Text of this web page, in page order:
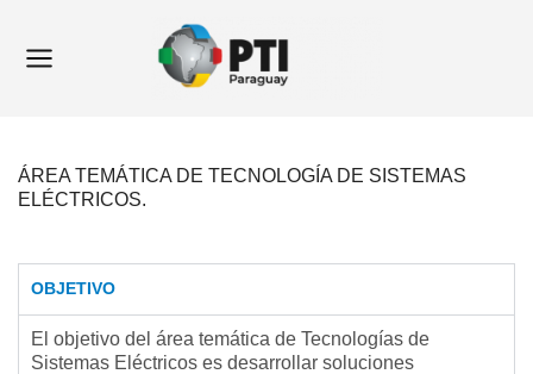
contenido
Menu
ÁREA TEMÁTICA DE TECNOLOGÍA DE SISTEMAS
ELÉCTRICOS.
OBJETIVO
El objetivo del área temática de Tecnologías de
Sistemas Eléctricos es desarrollar soluciones